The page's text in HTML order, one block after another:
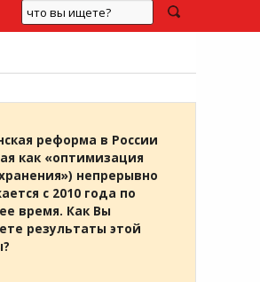
реформа в России
как «оптимизация
непрерывно
с 2010 года по
время. Как Вы
результаты этой